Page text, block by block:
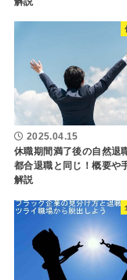
2025.04.15
休職期間満了後の自然退
都合退職と同じ！概要や
解説